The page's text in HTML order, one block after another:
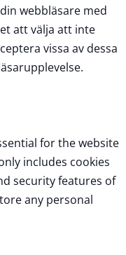
webbläsare med
att välja att inte
vissa av dessa
for the website
includes cookies
security features of
any personal